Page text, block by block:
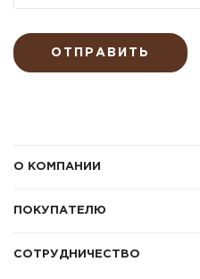
ОТПРАВИТЬ
О КОМПАНИИ
ПОКУПАТЕЛЮ
СОТРУДНИЧЕСТВО